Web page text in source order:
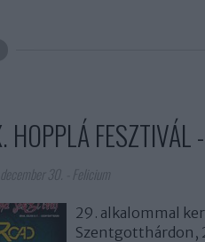
HOPPLÁ
december 30. Felicium
29. alkalommal
Szentgotthárdon,